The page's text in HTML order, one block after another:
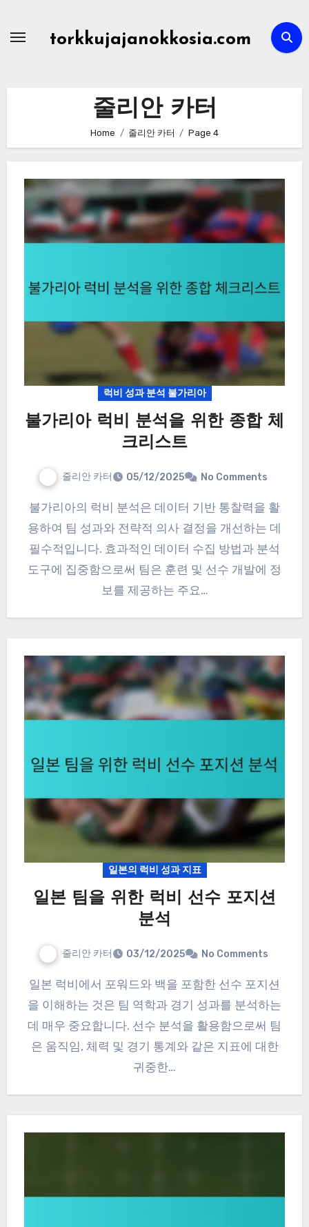
torkkujajanokkosia.com
줄리안 카터
Home 줄리안 카터 Page 4
럭비 성과 분석 불가리아
불가리아 럭비 분석을 위한 종합 체
크리스트
줄리안 카터 05/12/2025 No Comments
불가리아의 럭비 분석은 데이터 기반 통찰력을 활
용하여 팀 성과와 전략적 의사 결정을 개선하는 데
필수적입니다. 효과적인 데이터 수집 방법과 분석
도구에 집중함으로써 팀은 훈련 및 선수 개발에 정
보를 제공하는 주요…
일본의 럭비 성과 지표
일본 팀을 위한 럭비 선수 포지션
분석
줄리안 카터 03/12/2025 No Comments
일본 럭비에서 포워드와 백을 포함한 선수 포지션
을 이해하는 것은 팀 역학과 경기 성과를 분석하는
데 매우 중요합니다. 선수 분석을 활용함으로써 팀
은 움직임, 체력 및 경기 통계와 같은 지표에 대한
귀중한…